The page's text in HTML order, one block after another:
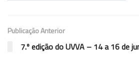
Publicação Anterior
7.º edição do UVVA – 14 a 16 de